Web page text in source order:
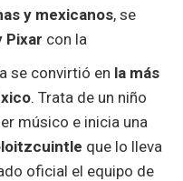
y mexicanos, se
Pixar con la
se convirtió en la más
. Trata de un niño
músico e inicia una
que lo lleva
oficial el equipo de